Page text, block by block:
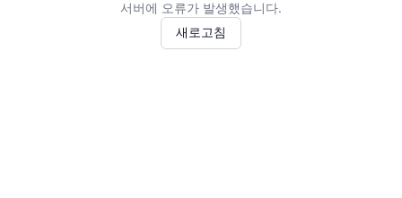
서버에 오류가 발생했습니다.
새로고침